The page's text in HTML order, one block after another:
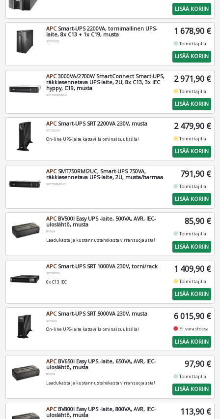
LISÄÄ KORIIN
APCSmart-UPS 2200VA, tornimallinen UPS-
laite, 8x C13 + 1x C19, musta
SMT2200IC
1 678,90 €
fiber_manual_recordToimittajilla
LISÄÄ KORIIN
APC3000VA/2700W SmartConnect Smart-UPS,
räkkiasennetava UPS-laite, 2U, 8x C13, 3x IEC
hyppy, C19, musta
SMT3000RMI2UC
2 971,90 €
fiber_manual_recordToimittajilla
LISÄÄ KORIIN
APCSmart-UPS SRT 2200VA 230V, musta
SRT2200XLI
On-line UPS-laite kattavilla ominaisuuksilla!
2 479,90 €
fiber_manual_recordToimittajilla
LISÄÄ KORIIN
APCSMT750RMI2UC, Smart-UPS 750VA,
räkkiasennetava UPS-laite, 2U, musta/harmaa
SMT750RMI2UC
791,90 €
fiber_manual_recordToimittajilla
LISÄÄ KORIIN
APCBV500I Easy UPS -laite, 500VA, AVR, IEC-
uloslähtö, musta
BV500I
Laadukasta ja kustannustehokasta virransuojausta!
85,90 €
fiber_manual_recordToimittajilla
LISÄÄ KORIIN
APCSmart-UPS SRT 1000VA 230V, torni/rack
SRT1000XLI
6x C13 IEC
1 409,90 €
fiber_manual_recordToimittajilla
LISÄÄ KORIIN
APCSmart-UPS SRT 5000VA 230V, musta
SRT5KXLI
On-line UPS-laite kattavilla ominaisuuksilla!
6 015,90 €
fiber_manual_record Ei varastossa
LISÄÄ KORIIN
APCBV650I Easy UPS -laite, 650VA, AVR, IEC-
uloslähtö, musta
BV650I
Laadukasta ja kustannustehokasta virransuojausta!
97,90 €
fiber_manual_recordToimittajilla
LISÄÄ KORIIN
APCBV800I Easy UPS -laite, 800VA, AVR, IEC-
uloslähtö, musta
113,90 €